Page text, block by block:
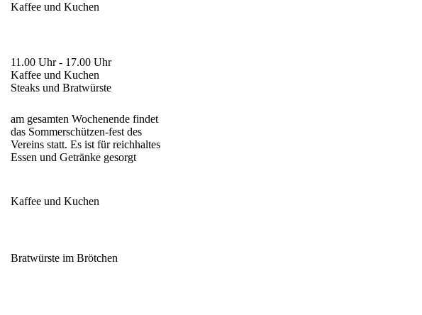
Kaffee und Kuchen
11.00 Uhr - 17.00 Uhr
Kaffee und Kuchen
Steaks und Bratwürste
am gesamten Wochenende findet
das Sommerschützen-fest des
Vereins statt. Es ist für reichhaltes
Essen und Getränke gesorgt
Kaffee und Kuchen
Bratwürste im Brötchen